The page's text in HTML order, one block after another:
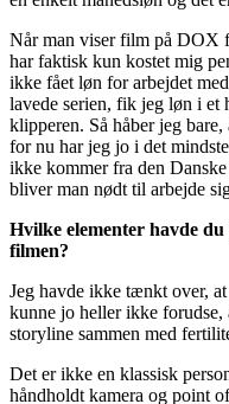
Når man viser film på DOX
har faktisk kun kostet mig
ikke fået løn for arbejdet
lavede serien, fik jeg løn i et
klipperen. Så håber jeg
for nu har jeg jo i det
ikke kommer fra den
bliver man nødt til arbejde
Hvilke elementer havde
filmen?
Jeg havde ikke tænkt over,
kunne jo heller ikke
storyline sammen med
Det er ikke en klassisk
håndholdt kamera og point